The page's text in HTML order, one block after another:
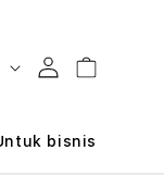
MasukKeranjang
bisnis